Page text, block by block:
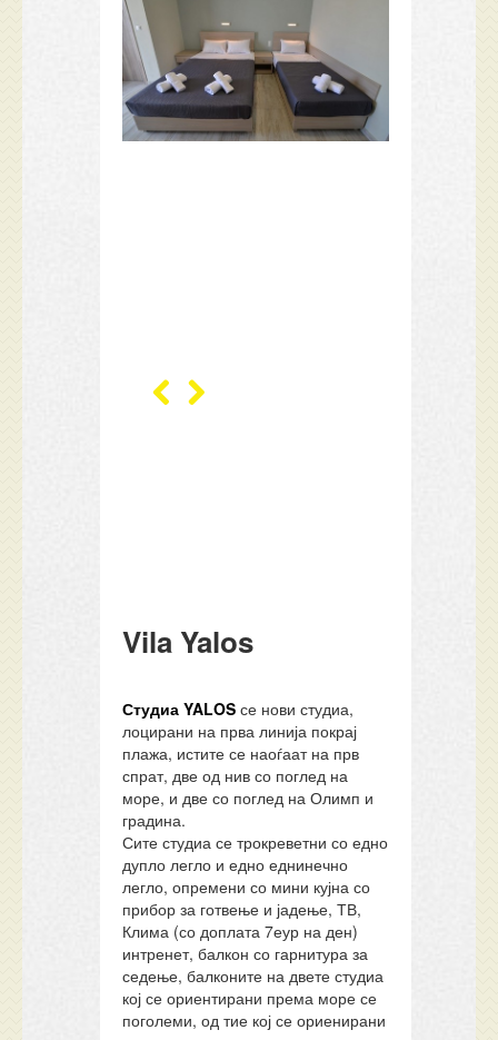
Vila Yalos
Студиа YALOS се нови студиа,
лоцирани на прва линија покрај
плажа, истите се наоѓаат на прв
спрат, две од нив со поглед на
море, и две со поглед на Олимп и
градина.
Сите студиа се трокреветни со едно
дупло легло и едно еднинечно
легло, опремени со мини кујна со
прибор за готвење и јадење, ТВ,
Клима (со доплата 7еур на ден)
интренет, балкон со гарнитура за
седење, балконите на двете студиа
кој се ориентирани према море се
поголеми, од тие кој се ориенирани